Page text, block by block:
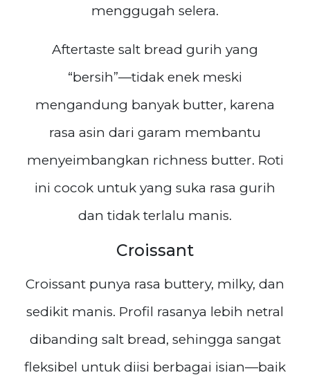
menggugah selera.
Aftertaste salt bread gurih yang
“bersih”—tidak enek meski
mengandung banyak butter, karena
rasa asin dari garam membantu
menyeimbangkan richness butter. Roti
ini cocok untuk yang suka rasa gurih
dan tidak terlalu manis.
Croissant
Croissant punya rasa buttery, milky, dan
sedikit manis. Profil rasanya lebih netral
dibanding salt bread, sehingga sangat
fleksibel untuk diisi berbagai isian—baik